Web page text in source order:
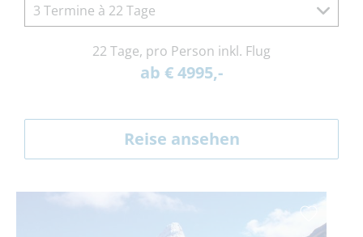
3 Termine à 22 Tage
22 Tage, pro Person inkl. Flug
ab € 4995,-
Reise ansehen